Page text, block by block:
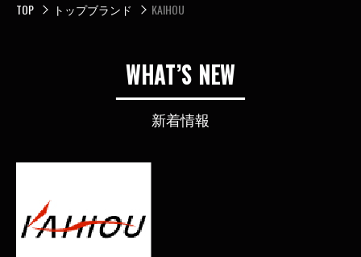
TOP トップブランド KAIHOU
WHAT’S NEW
新着情報